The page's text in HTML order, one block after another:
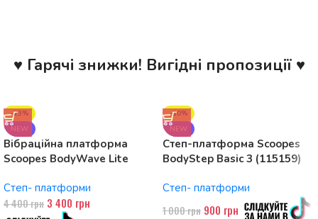
♥ Гарячі знижки! Вигідні пропозиції ♥
-23%
NEW
Вібраційна платформа
Scoopes BodyWave Lite
Степ- платформи
4 400грн 3 400 грн
-10%
NEW
Степ-платформа Scoopes
BodyStep Basic 3 (115159)
рівні
Степ- платформи
1 000грн 900 грн